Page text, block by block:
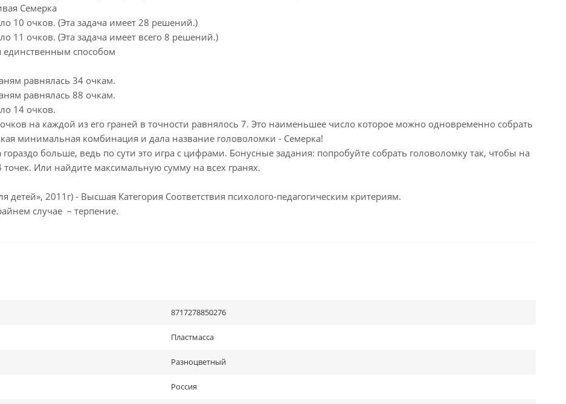
Семерка
10 очков. (Эта задача имеет 28 решений.)
11 очков. (Эта задача имеет всего 8 решений.)
способом
равнялась 34 очкам.
равнялась 88 очкам.
14 очков.
на каждой из его граней в точности равнялось 7. Это наименьшее число которое можно одновременно собрать
минимальная комбинация и дала название головоломки - Семерка!
больше, ведь по сути это игра с цифрами. Бонусные задания: попробуйте собрать головоломку так, чтобы на
Или найдите максимальную сумму на всех гранях.
2011г) - Высшая Категория Соответствия психолого-педагогическим критериям.
случае – терпение.
8717278850276
Пластмасса
Разноцветный
Россия